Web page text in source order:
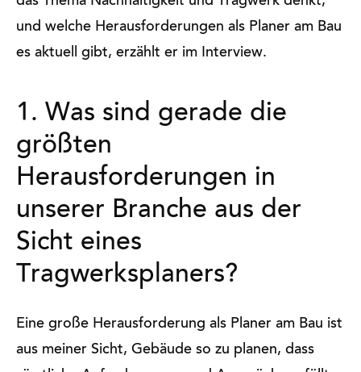
und welche Herausforderungen als Planer am Bau
es aktuell gibt, erzählt er im Interview.
1. Was sind gerade die
größten
Herausforderungen in
unserer Branche aus der
Sicht eines
Tragwerksplaners?
Eine große Herausforderung als Planer am Bau ist
aus meiner Sicht, Gebäude so zu planen, dass